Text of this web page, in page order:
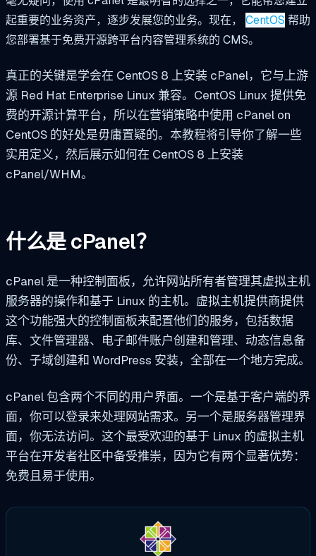
起重要的业务资产，逐步发展您的业务。现在， CentOS 帮助
您部署基于免费开源跨平台内容管理系统的 CMS。
真正的关键是学会在 CentOS 8 上安装 cPanel，它与上游
源 Red Hat Enterprise Linux 兼容。CentOS Linux 提供免
费的开源计算平台，所以在营销策略中使用 cPanel on
CentOS 的好处是毋庸置疑的。本教程将引导你了解一些
实用定义，然后展示如何在 CentOS 8 上安装
cPanel/WHM。
什么是 cPanel？
cPanel 是一种控制面板，允许网站所有者管理其虚拟主机
服务器的操作和基于 Linux 的主机。虚拟主机提供商提供
这个功能强大的控制面板来配置他们的服务，包括数据
库、文件管理器、电子邮件账户创建和管理、动态信息备
份、子域创建和 WordPress 安装，全部在一个地方完成。
cPanel 包含两个不同的用户界面。一个是基于客户端的界
面，你可以登录来处理网站需求。另一个是服务器管理界
面，你无法访问。这个最受欢迎的基于 Linux 的虚拟主机
平台在开发者社区中备受推崇，因为它有两个显著优势：
免费且易于使用。